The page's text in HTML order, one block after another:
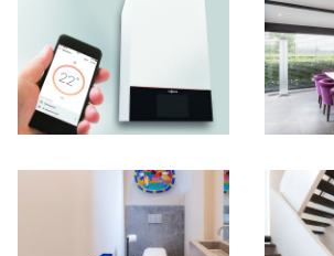
START
HEIZUNG
SANITÄR